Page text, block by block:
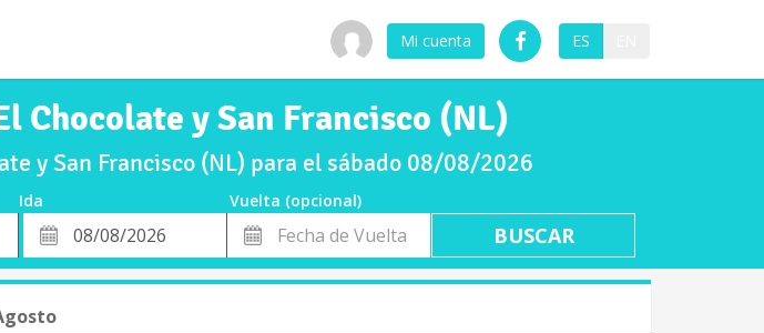
Mi cuenta ES
Chocolate y San Francisco (NL)
y San Francisco (NL) para el sábado 08/08/2026
Ida
Vuelta (opcional)
Fecha
de
Fecha
de
Vuelta